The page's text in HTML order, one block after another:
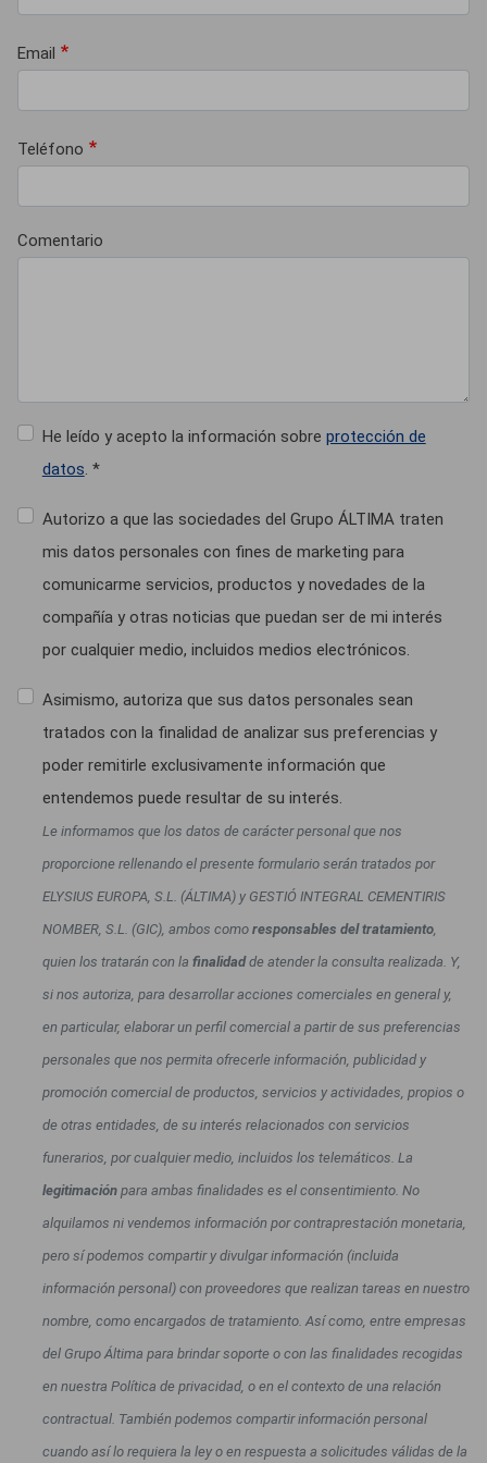
Email
Teléfono
Comentario
He leído y acepto la información sobre protección de
datos. *
Autorizo a que las sociedades del Grupo ÁLTIMA traten
mis datos personales con fines de marketing para
comunicarme servicios, productos y novedades de la
compañía y otras noticias que puedan ser de mi interés
por cualquier medio, incluidos medios electrónicos.
Asimismo, autoriza que sus datos personales sean
tratados con la finalidad de analizar sus preferencias y
poder remitirle exclusivamente información que
entendemos puede resultar de su interés.
Le informamos que los datos de carácter personal que nos
proporcione rellenando el presente formulario serán tratados por
ELYSIUS EUROPA, S.L. (ÁLTIMA) y GESTIÓ INTEGRAL CEMENTIRIS
NOMBER, S.L. (GIC), ambos como responsables del tratamiento,
quien los tratarán con la finalidadde atender la consulta realizada. Y,
si nos autoriza, para desarrollar acciones comerciales en general y,
en particular, elaborar un perfil comercial a partir de sus preferencias
personales que nos permita ofrecerle información, publicidad y
promoción comercial de productos, servicios y actividades, propios o
de otras entidades, de su interés relacionados con servicios
funerarios, por cualquier medio, incluidos los telemáticos. La
legitimaciónpara ambas finalidades es el consentimiento. No
alquilamos ni vendemos información por contraprestación monetaria,
pero sí podemos compartir y divulgar información (incluida
información personal) con proveedores que realizan tareas en nuestro
nombre, como encargados de tratamiento. Así como, entre empresas
del Grupo Áltima para brindar soporte o con las finalidades recogidas
en nuestra Política de privacidad, o en el contexto de una relación
contractual. También podemos compartir información personal
cuando así lo requiera la ley o en respuesta a solicitudes válidas de la